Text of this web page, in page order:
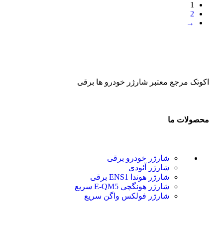
1
2
→
اکوتک مرجع معتبر شارژر خودرو ها برقی
محصولات ما
شارژر خودرو برقی
شارژر آئودی
شارژر هوندا ENS1 برقی
شارژر هونگچی E-QM5 سریع
شارژر فولکس واگن سریع